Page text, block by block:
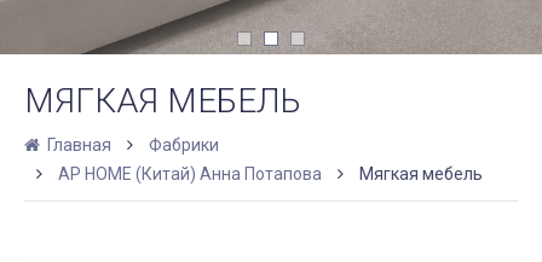
МЯГКАЯ МЕБЕЛЬ
Главная
Фабрики
AP HOME (Китай) Анна Потапова
Мягкая мебель